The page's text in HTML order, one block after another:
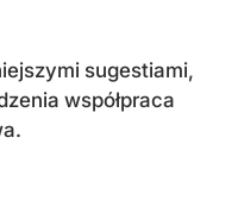
sugestiami,
współpraca